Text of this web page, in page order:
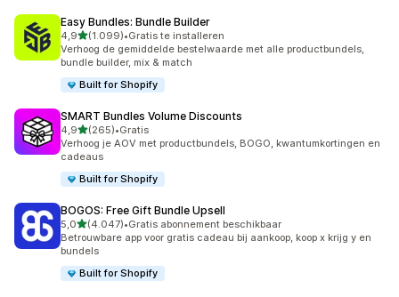
Easy Bundles: Bundle Builder
4,9van 5 sterren
(1.099)
1099 recensies in totaal
•Gratis te installeren
Verhoog de gemiddelde bestelwaarde met alle productbundels,
bundle builder, mix & match
Built for Shopify
SMART Bundles Volume Discounts
4,9van 5 sterren
(265)
265 recensies in totaal
•Gratis
Verhoog je AOV met productbundels, BOGO, kwantumkortingen en
cadeaus
Built for Shopify
BOGOS: Free Gift Bundle Upsell
5,0van 5 sterren
(4.047)
4047 recensies in totaal
•Gratis abonnement beschikbaar
Betrouwbare app voor gratis cadeau bij aankoop, koop x krijg y en
bundels
Built for Shopify